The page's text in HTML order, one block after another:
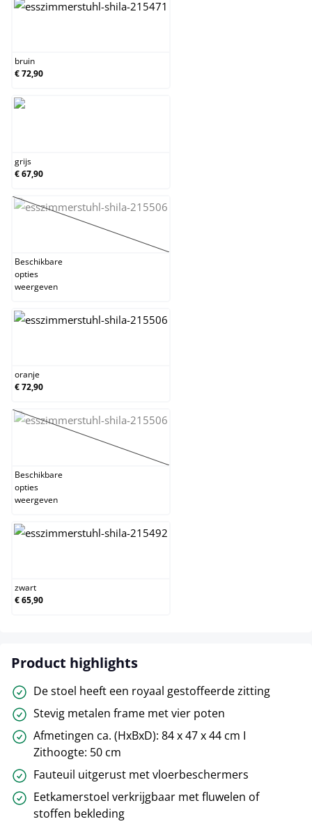
bruin
€ 72,90
grijs
€ 67,90
groen
(Deze optie is momenteel niet beschikbaar.)
Beschikbare
opties
weergeven
oranje
€ 72,90
purper
(Deze optie is momenteel niet beschikbaar.)
Beschikbare
opties
weergeven
zwart
€ 65,90
Product highlights
De stoel heeft een royaal gestoffeerde zitting
Stevig metalen frame met vier poten
Afmetingen ca. (HxBxD): 84 x 47 x 44 cm I
Zithoogte: 50 cm
Fauteuil uitgerust met vloerbeschermers
Eetkamerstoel verkrijgbaar met fluwelen of
stoffen bekleding